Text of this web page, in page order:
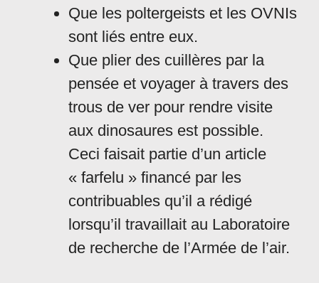
Que les poltergeists et les OVNIs
sont liés entre eux.
Que plier des cuillères par la
pensée et voyager à travers des
trous de ver pour rendre visite
aux dinosaures est possible.
Ceci faisait partie d’un article
« farfelu » financé par les
contribuables qu’il a rédigé
lorsqu’il travaillait au Laboratoire
de recherche de l’Armée de l’air.